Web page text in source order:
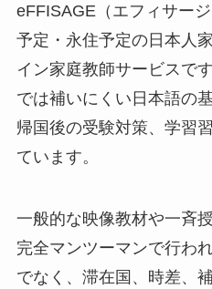
eFFISAGE（エフィサー
予定・永住予定の日本人
イン家庭教師サービスで
では補いにくい日本語の
帰国後の受験対策、学習
ています。
一般的な映像教材や一斉
完全マンツーマンで行わ
でなく、滞在国、時差、